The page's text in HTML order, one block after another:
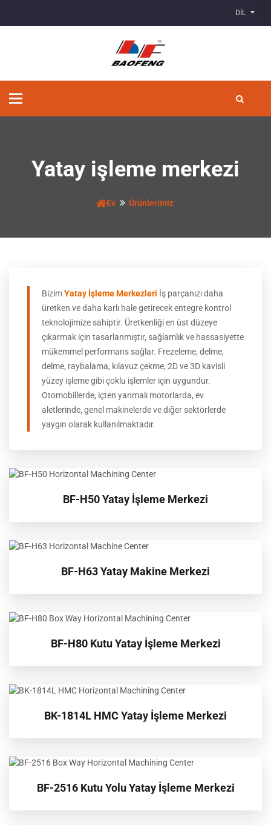
DİL
Geçiş
Yatay işleme merkezi
Ev Ürünlerimiz
BizimYatay İşleme Merkezleri İş parçanızı daha
üretken ve daha karlı hale getirecek entegre kontrol
teknolojimize sahiptir. Üretkenliği en üst düzeye
çıkarmak için tasarlanmıştır, sağlamlık ve hassasiyette
mükemmel performans sağlar. Frezeleme, delme,
delme, raybalama, kılavuz çekme, 2D ve 3D kavisli
yüzey işleme gibi çoklu işlemler için uygundur.
Otomobillerde, içten yanmalı motorlarda, ev
aletlerinde, genel makinelerde ve diğer sektörlerde
yaygın olarak kullanılmaktadır.
BF-H50 Yatay İşleme Merkezi
BF-H63 Yatay Makine Merkezi
BF-H80 Kutu Yatay İşleme Merkezi
BK-1814L HMC Yatay İşleme Merkezi
BF-2516 Kutu Yolu Yatay İşleme Merkezi